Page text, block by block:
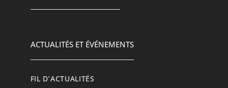
ACTUALITÉS ET ÉVÉNEMENTS
FIL D’ACTUALITÉS